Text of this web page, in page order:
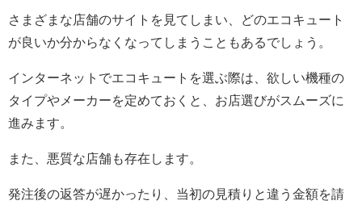
さまざまな店舗のサイトを見てしまい、どのエコキュート
が良いか分からなくなってしまうこともあるでしょう。
インターネットでエコキュートを選ぶ際は、欲しい機種の
タイプやメーカーを定めておくと、お店選びがスムーズに
進みます。
また、悪質な店舗も存在します。
発注後の返答が遅かったり、当初の見積りと違う金額を請